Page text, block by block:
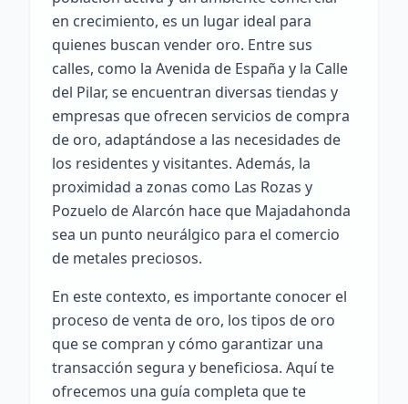
en crecimiento, es un lugar ideal para
quienes buscan vender oro. Entre sus
calles, como la Avenida de España y la Calle
del Pilar, se encuentran diversas tiendas y
empresas que ofrecen servicios de compra
de oro, adaptándose a las necesidades de
los residentes y visitantes. Además, la
proximidad a zonas como Las Rozas y
Pozuelo de Alarcón hace que Majadahonda
sea un punto neurálgico para el comercio
de metales preciosos.
En este contexto, es importante conocer el
proceso de venta de oro, los tipos de oro
que se compran y cómo garantizar una
transacción segura y beneficiosa. Aquí te
ofrecemos una guía completa que te